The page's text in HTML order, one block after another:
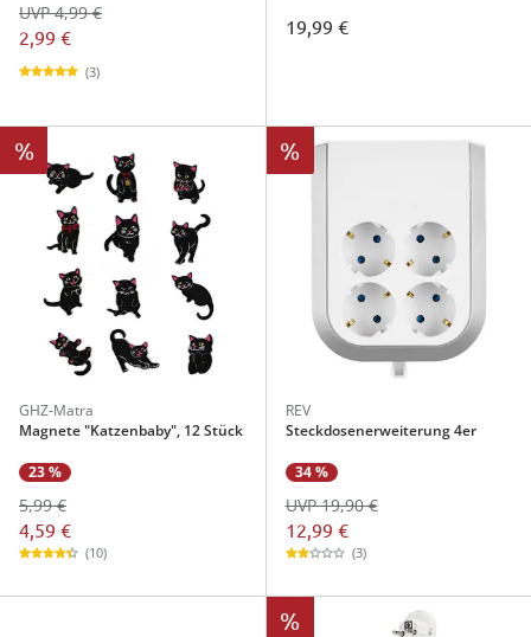
2,99 €
UVP 4,99 €
(3)
19,99 €
%
GHZ-Matra
Magnete "Katzenbaby", 12 Stück
23 %
5,99 €
4,59 €
(10)
%
REV
Steckdosenerweiterung 4er
34 %
12,99 €
UVP 19,90 €
(3)
%